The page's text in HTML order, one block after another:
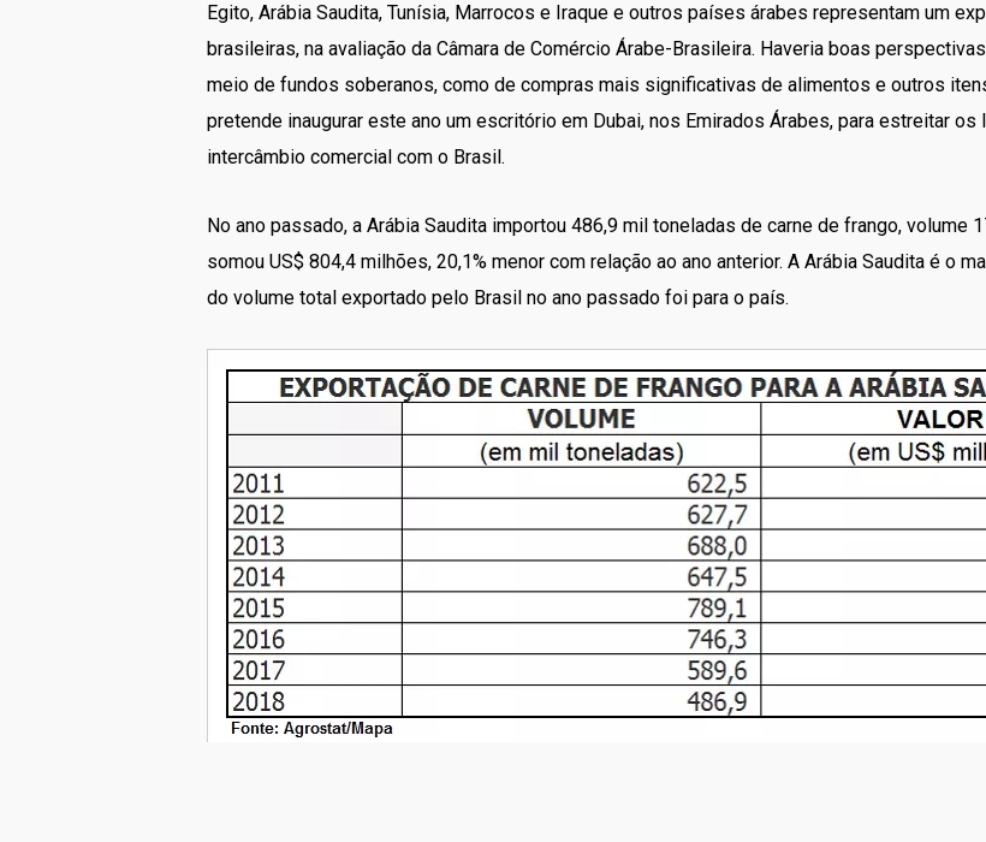
Egito, Arábia Saudita, Tunísia, Marrocos e Iraque e outros países árabes representam um
brasileiras, na avaliação da Câmara de Comércio Árabe-Brasileira. Haveria boas
meio de fundos soberanos, como de compras mais significativas de alimentos e outros
pretende inaugurar este ano um escritório em Dubai, nos Emirados Árabes, para estreitar
intercâmbio comercial com o Brasil.
No ano passado, a Arábia Saudita importou 486,9 mil toneladas de carne de frango, volume
somou US$ 804,4 milhões, 20,1% menor com relação ao ano anterior. A Arábia Saudita é o
do volume total exportado pelo Brasil no ano passado foi para o país.